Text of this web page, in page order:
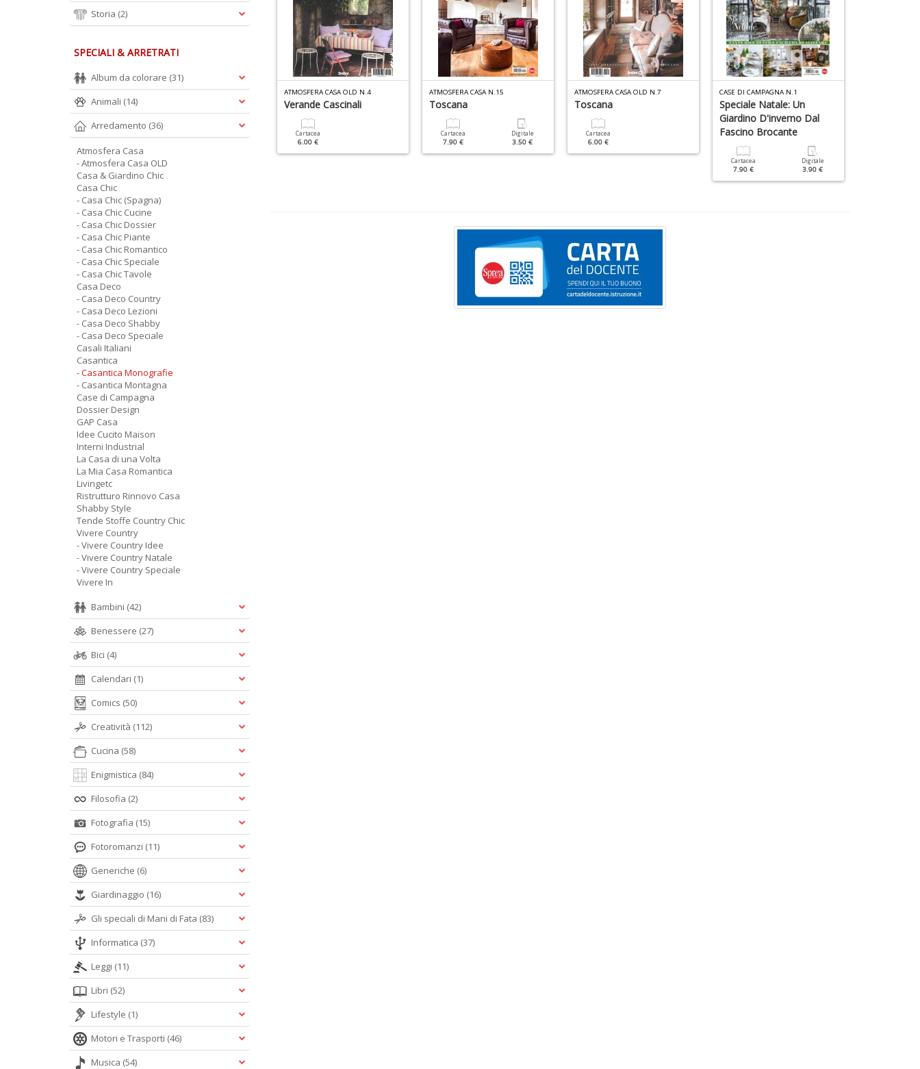
MONOGRAFIE N.7
Digitale
CASA DECO LEZIONI N.1
Mobili
ATMOSFERA CASA OLD N.4
Verande Cascinali
Cartacea
6.00 €
ATMOSFERA CASA N.15
Toscana
Cartacea
7.90 €
Digitale
3.50 €
ATMOSFERA CASA OLD N.7
Toscana
Cartacea
6.00 €
CASE DI CAMPAGNA N.1
Speciale Natale: Un
Giardino D'inverno Dal
Fascino Brocante
Cartacea
7.90 €
Digitale
3.90 €
Storia (2)
SPECIALI & ARRETRATI
Album da colorare (31)
Animali (14)
Arredamento (36)
Atmosfera Casa
- Atmosfera Casa OLD
Casa & Giardino Chic
Casa Chic
- Casa Chic (Spagna)
- Casa Chic Cucine
- Casa Chic Dossier
- Casa Chic Piante
- Casa Chic Romantico
- Casa Chic Speciale
- Casa Chic Tavole
Casa Deco
- Casa Deco Country
- Casa Deco Lezioni
- Casa Deco Shabby
- Casa Deco Speciale
Casali Italiani
Casantica
- Casantica Monografie
- Casantica Montagna
Case di Campagna
Dossier Design
GAP Casa
Idee Cucito Maison
Interni Industrial
La Casa di una Volta
La Mia Casa Romantica
Livingetc
Ristrutturo Rinnovo Casa
Shabby Style
Tende Stoffe Country Chic
Vivere Country
- Vivere Country Idee
- Vivere Country Natale
- Vivere Country Speciale
Vivere In
Bambini (42)
Benessere (27)
Bici (4)
Calendari (1)
Comics (50)
Creatività (112)
Cucina (58)
Enigmistica (84)
Filosofia (2)
Fotografia (15)
Fotoromanzi (11)
Generiche (6)
Giardinaggio (16)
Gli speciali di Mani di Fata (83)
Informatica (37)
Leggi (11)
Libri (52)
Lifestyle (1)
Motori e Trasporti (46)
Musica (54)